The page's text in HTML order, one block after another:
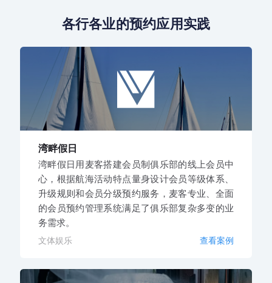
各行各业的预约应用实践
湾畔假日
湾畔假日用麦客搭建会员制俱乐部的线上会员中
心，根据航海活动特点量身设计会员等级体系、
升级规则和会员分级预约服务，麦客专业、全面
的会员预约管理系统满足了俱乐部复杂多变的业
务需求。
文体娱乐 查看案例